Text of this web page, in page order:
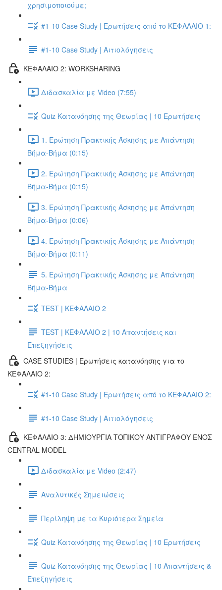
χρησιμοποιούμε;
#1-10 Case Study | Ερωτήσεις από το ΚΕΦΑΛΑΙΟ 1:
#1-10 Case Study | Αιτιολόγησεις
ΚΕΦΑΛΑΙΟ 2: WORKSHARING
Διδασκαλία με Video (7:55)
Quiz Κατανόησης της Θεωρίας | 10 Ερωτήσεις
1. Ερώτηση Πρακτικής Άσκησης με Απάντηση
Βήμα-Βήμα (0:15)
2. Ερώτηση Πρακτικής Άσκησης με Απάντηση
Βήμα-Βήμα (0:15)
3. Ερώτηση Πρακτικής Άσκησης με Απάντηση
Βήμα-Βήμα (0:06)
4. Ερώτηση Πρακτικής Άσκησης με Απάντηση
Βήμα-Βήμα (0:11)
5. Ερώτηση Πρακτικής Άσκησης με Απάντηση
Βήμα-Βήμα
TEST | ΚΕΦΑΛΑΙΟ 2
TEST | ΚΕΦΑΛΑΙΟ 2 | 10 Απαντήσεις και
Επεξηγήσεις
CASE STUDIES | Ερωτήσεις κατανόησης για το
ΚΕΦΑΛΑΙΟ 2:
#1-10 Case Study | Ερωτήσεις από το ΚΕΦΑΛΑΙΟ 2:
#1-10 Case Study | Αιτιολόγησεις
ΚΕΦΑΛΑΙΟ 3: ΔΗΜΙΟΥΡΓΙΑ ΤΟΠΙΚΟΥ ΑΝΤΙΓΡΑΦΟΥ ΕΝΟΣ
CENTRAL MODEL
Διδασκαλία με Video (2:47)
Αναλυτικές Σημειώσεις
Περίληψη με τα Κυριότερα Σημεία
Quiz Κατανόησης της Θεωρίας | 10 Ερωτήσεις
Quiz Κατανόησης της Θεωρίας | 10 Απαντήσεις &
Επεξηγήσεις